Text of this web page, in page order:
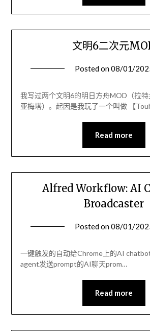
文明6二次元
Posted on08/01/
我写过两个文明6的明日方舟MOD（拉
亚梅塔）。起因是我玩了一个叫做 【
Read more
Alfred Workflow: AI
Broadcaster
Posted on08/01/
一键触发的自动给Chrome上的AI
agent发送prompt的AI聊天prom…
Read more